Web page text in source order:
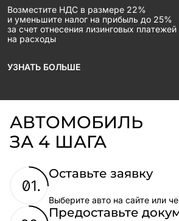
Возместите НДС в размере 22%
и уменьшите налог на прибыль до 25%
за счет отнесения лизинговых платежей
на расходы
УЗНАТЬ БОЛЬШЕ
АВТОМОБИЛЬ
ЗА 4 ШАГА
Оставьте заявку
Выберите авто на сайте или
Предоставьте